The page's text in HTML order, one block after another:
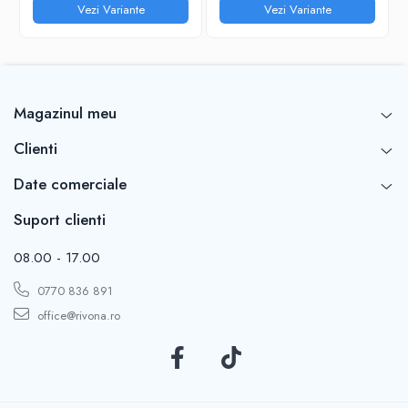
Vezi Variante Vezi Variante
Magazinul meu
Clienti
Date comerciale
Suport clienti
08.00 - 17.00
0770 836 891
office@rivona.ro